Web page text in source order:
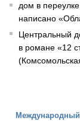
дом в
написано
Центральный
в романе «12